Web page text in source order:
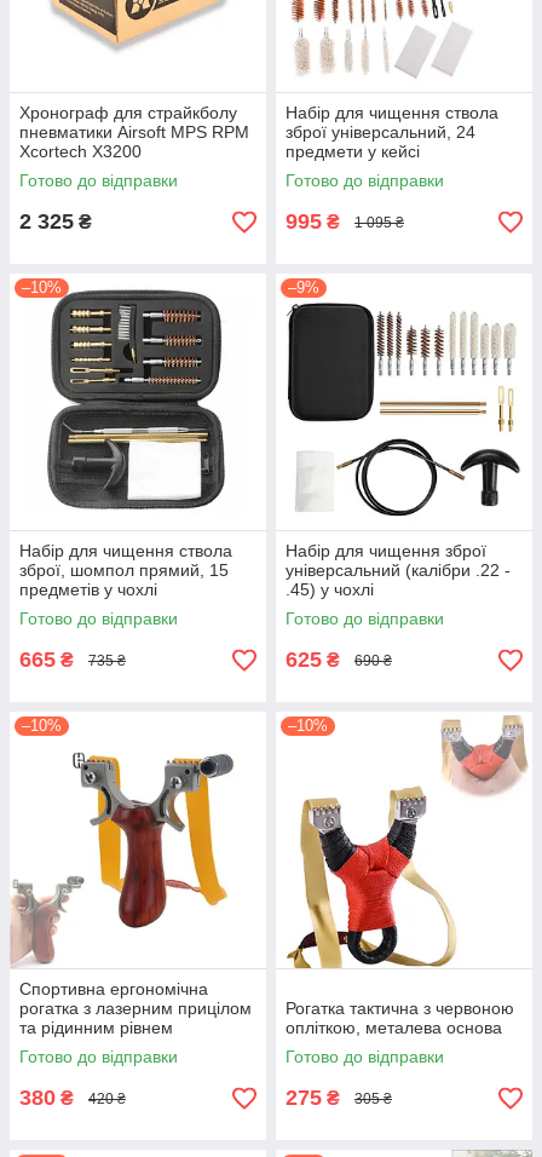
Хронограф для страйкболу
пневматики Airsoft MPS RPM
Xcortech X3200
Готово до відправки
2 325 ₴
Набір для чищення ствола
зброї універсальний, 24
предмети у кейсі
Готово до відправки
995 ₴ 1 095 ₴
–10%
Набір для чищення ствола
зброї, шомпол прямий, 15
предметів у чохлі
Готово до відправки
665 ₴ 735 ₴
–9%
Набір для чищення зброї
універсальний (калібри .22 -
.45) у чохлі
Готово до відправки
625 ₴ 690 ₴
–10%
Спортивна ергономічна
рогатка з лазерним прицілом
та рідинним рівнем
(металева основа, ручка під
дерево)
Готово до відправки
380 ₴ 420 ₴
–10%
Рогатка тактична з червоною
опліткою, металева основа
Готово до відправки
275 ₴ 305 ₴